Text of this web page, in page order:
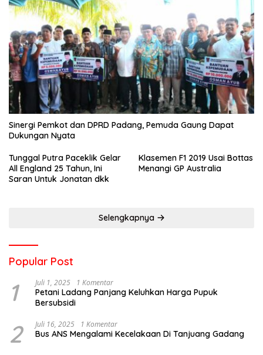
Sinergi Pemkot dan DPRD Padang, Pemuda Gaung Dapat
Dukungan Nyata
Tunggal Putra Paceklik Gelar
All England 25 Tahun, Ini
Saran Untuk Jonatan dkk
Klasemen F1 2019 Usai Bottas
Menangi GP Australia
Selengkapnya
Popular Post
1 Juli 1, 2025 1 Komentar
Petani Ladang Panjang Keluhkan Harga Pupuk
Bersubsidi
2 Juli 16, 2025 1 Komentar
Bus ANS Mengalami Kecelakaan Di Tanjuang Gadang